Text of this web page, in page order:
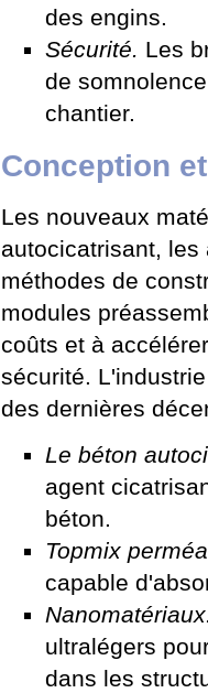
des engins.
Sécurité. Les
de
chantier.
Conception
Les nouveaux
autocicatrisant,
méthodes de
modules
coûts et à
sécurité.
des dernières
Le béton
agent
béton.
Topmix
capable
ultralégers
dans les